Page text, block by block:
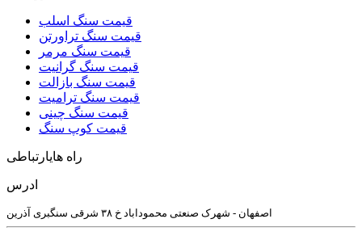
قیمت سنگ اسلب
قیمت سنگ تراورتن
قیمت سنگ مرمر
قیمت سنگ گرانیت
قیمت سنگ بازالت
قیمت سنگ ترامیت
قیمت سنگ چینی
قیمت کوپ سنگ
راه هایارتباطی
ادرس
اصفهان - شهرک صنعتی محموداباد خ ۳۸ شرقی سنگبری آذرین